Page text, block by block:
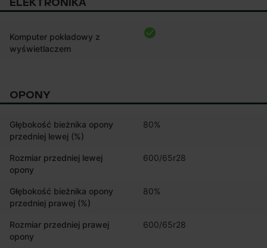
Komputer pokładowy z
wyświetlaczem
OPONY
Głębokość bieżnika opony
przedniej lewej (%)
80%
Rozmiar przedniej lewej
opony
600/65r28
Głębokość bieżnika opony
przedniej prawej (%)
80%
Rozmiar przedniej prawej
opony
600/65r28